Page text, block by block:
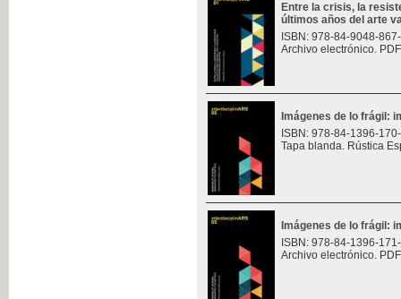
Entre la crisis, la
últimos años del arte
ISBN: 978-84-9048-
Archivo electrónico.
Imágenes de lo frágil:
ISBN: 978-84-1396-
Tapa blanda. Rústica
Imágenes de lo frágil:
ISBN: 978-84-1396-
Archivo electrónico.